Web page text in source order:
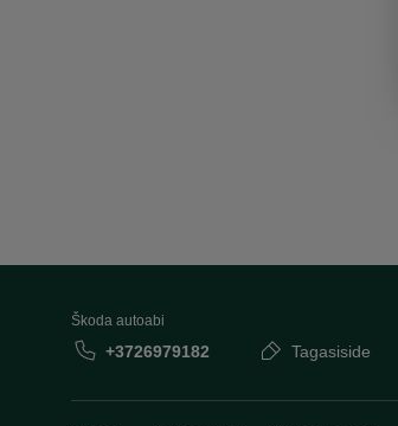
Škoda autoabi
+3726979182 Tagasiside